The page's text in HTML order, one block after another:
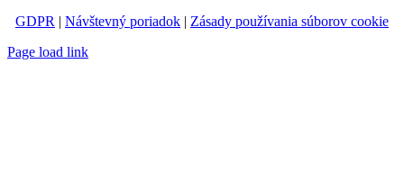
GDPR | Návštevný poriadok | Zásady používania súborov cookie
Page load link